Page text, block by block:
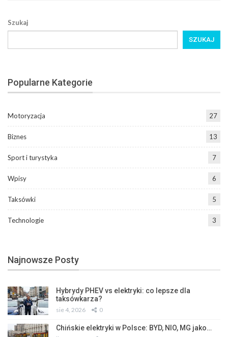
Szukaj
SZUKAJ
Popularne Kategorie
Motoryzacja 27
Biznes 13
Sport i turystyka 7
Wpisy 6
Taksówki 5
Technologie 3
Najnowsze Posty
Hybrydy PHEV vs elektryki: co lepsze dla
taksówkarza?
sie 4, 2026 0
Chińskie elektryki w Polsce: BYD, NIO, MG jako…